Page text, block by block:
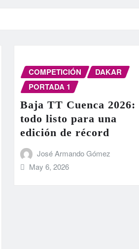
COMPETICIÓN
DAKAR
PORTADA 1
Baja TT Cuenca 2026:
todo listo para una
edición de récord
José Armando Gómez
May 6, 2026